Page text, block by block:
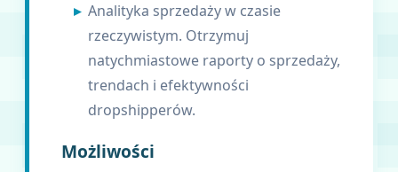
Analityka sprzedaży w czasie
rzeczywistym. Otrzymuj
natychmiastowe raporty o sprzedaży,
trendach i efektywności
dropshipperów.
Możliwości